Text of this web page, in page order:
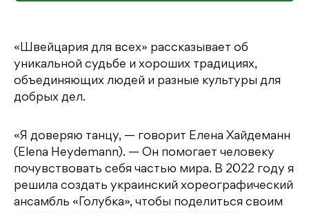
«Швейцария для всех» рассказывает об
уникальной судьбе и хороших традициях,
объединяющих людей и разные культуры для
добрых дел.
«Я доверяю танцу, — говорит Елена Хайдеманн
(Elena Heydemann). — Он помогает человеку
почувствовать себя частью мира. В 2022 году я
решила создать украинский хореографический
ансамбль «Голубка», чтобы поделиться своим